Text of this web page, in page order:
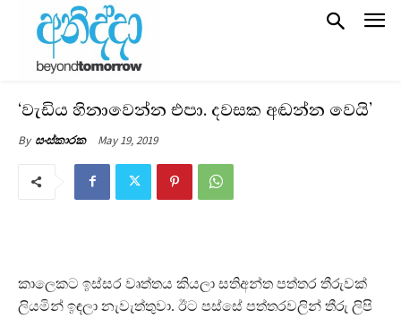
‘වැඩිය හිනාවෙන්න එපා. දවසක අඬන්න වෙයි’
By සංස්කාරක May 19, 2019
කාලෙකට ඉස්සර වෘත්තය කියලා සතිඅන්ත පත්තර තීරුවක්
ලියමින් ඉඳලා නැවැත්තුවා. ඊට පස්සේ පත්තරවලින් තීරු ලිපි